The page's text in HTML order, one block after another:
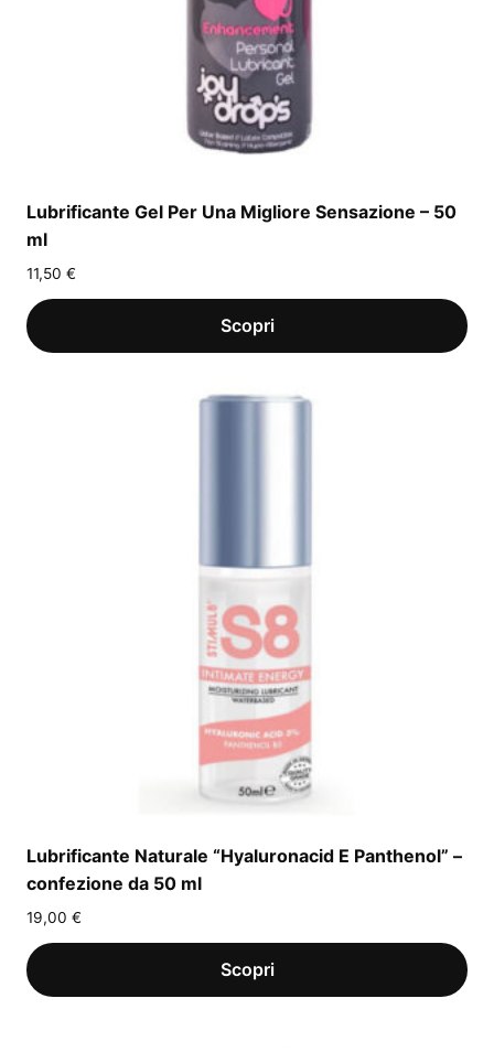
Lubrificante Gel Per Una Migliore Sensazione – 50
ml
11,50 €
Lubrificante Naturale “Hyaluronacid E Panthenol” –
confezione da 50 ml
19,00 €